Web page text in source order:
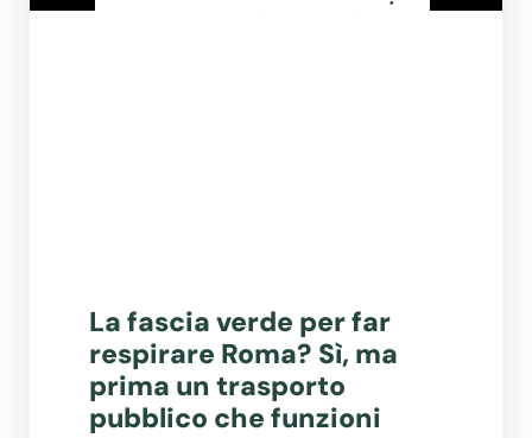
La fascia verde per far
respirare Roma? Sì, ma
prima un trasporto
pubblico che funzioni